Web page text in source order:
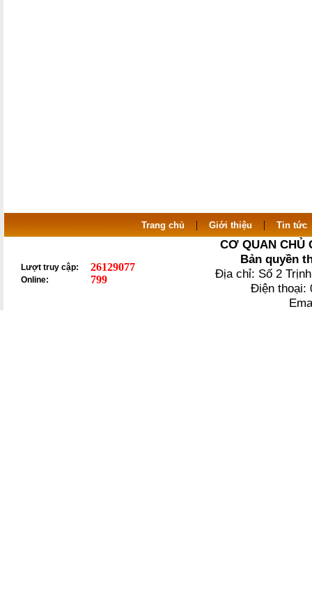
Trang chủ | Giới thiệu | Tin tức
Lượt truy cập: 26129077
Online: 799
CƠ QUAN CHỦ
Bản quyền
Địa chỉ: Số 2
Điện